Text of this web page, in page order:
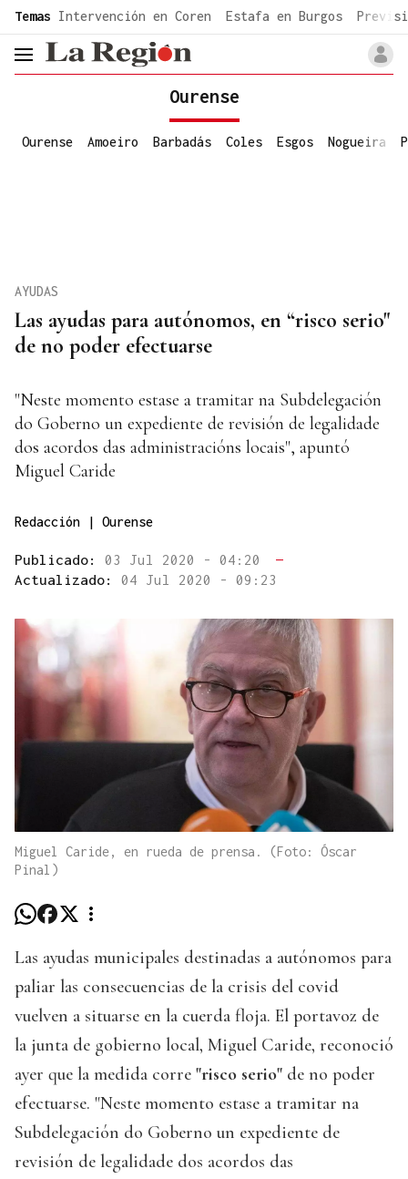
common.go-to-content
Temas Intervención en Coren Estafa en Burgos
header.menu.open
Ourense
Ourense Amoeiro Barbadás Coles Esgos Nogueira
Las ayudas para autónomos, en “risco serio"
de no poder efectuarse
AYUDAS
"Neste momento estase a tramitar na Subdelegación
do Goberno un expediente de revisión de legalidade
dos acordos das administracións locais", apuntó
Miguel Caride
Redacción | Ourense
Publicado: 03 Jul 2020 - 04:20
—
Actualizado: 04 Jul 2020 - 09:23
Miguel Caride, en rueda de prensa. (Foto: Óscar
Pinal)
Las ayudas municipales destinadas a autónomos para
paliar las consecuencias de la crisis del covid
vuelven a situarse en la cuerda floja. El portavoz de
la junta de gobierno local, Miguel Caride, reconoció
ayer que la medida corre "risco serio" de no poder
efectuarse. "Neste momento estase a tramitar na
Subdelegación do Goberno un expediente de
revisión de legalidade dos acordos das